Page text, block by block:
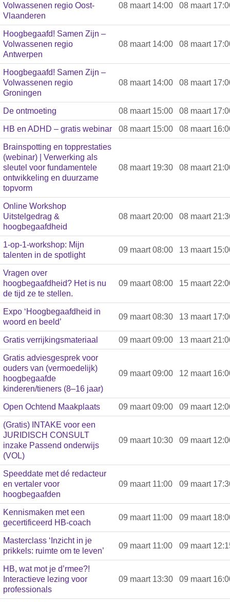
Volwassenen regio Oost-
Vlaanderen
08 maart 14:00 08 maart
Hoogbegaafd! Samen Zijn –
Volwassenen regio
Antwerpen
08 maart 14:00 08 maart
Hoogbegaafd! Samen Zijn –
Volwassenen regio
Groningen
08 maart 14:00 08 maart
De ontmoeting 08 maart 15:00 08 maart
HB en ADHD – gratis webinar 08 maart 15:00 08 maart
Brainspotting en topprestaties
(webinar) | Verwerking als
sleutel voor fundamentele
ontwikkeling en duurzame
topvorm
08 maart 19:30 08 maart
Online Workshop
Uitstelgedrag &
hoogbegaafdheid
08 maart 20:00 08 maart
1-op-1-workshop: Mijn
talenten in de spotlight
09 maart 08:00 13 maart
Vragen over
hoogbegaafdheid? Het is nu
de tijd ze te stellen.
09 maart 08:00 15 maart
Expo ‘Hoogbegaafdheid in
woord en beeld’
09 maart 08:30 13 maart
Gratis verrijkingsmateriaal 09 maart 09:00 13 maart
Gratis adviesgesprek voor
ouders van (vermoedelijk)
hoogbegaafde
kinderen/tieners (8–16 jaar)
09 maart 09:00 12 maart
Open Ochtend Maakplaats 09 maart 09:00 09 maart
(Gratis) INTAKE voor een
JURIDISCH CONSULT
inzake Passend onderwijs
(VOL)
09 maart 10:30 09 maart
Speeddate met dé redacteur
en vertaler voor
hoogbegaafden
09 maart 11:00 09 maart
Kennismaken met een
gecertificeerd HB-coach
09 maart 11:00 09 maart
Masterclass ‘Inzicht in je
prikkels: ruimte om te leven’
09 maart 11:00 09 maart
HB, wat mot je d’rmee?!
Interactieve lezing voor
professionals
09 maart 13:30 09 maart